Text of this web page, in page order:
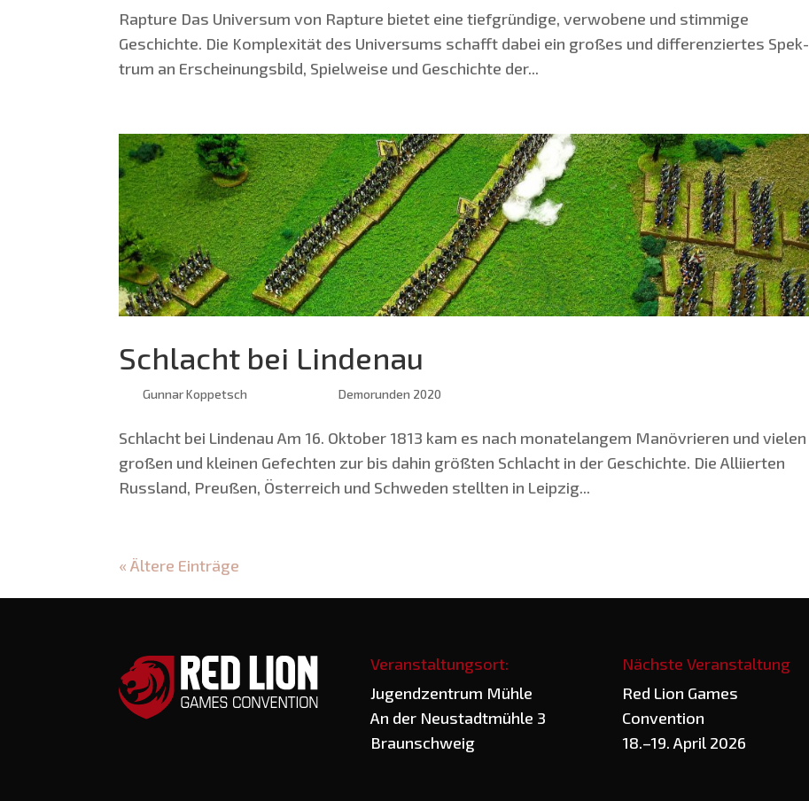
Rap­tu­re Das Uni­ver­sum von Rap­tu­re bie­tet eine tief­grün­di­ge, ver­wo­be­ne und stim­mi­ge
Geschich­te. Die Kom­ple­xi­tät des Uni­ver­sums schafft dabei ein gro­ßes und dif­fe­ren­zier­tes Spek­
trum an Erschei­nungs­bild, Spiel­wei­se und Geschich­te der...
Schlacht bei Lindenau
vonGunnar Koppetsch |Demorunden 2020
Schlacht bei Lin­denau Am 16. Okto­ber 1813 kam es nach mona­te­lan­gem Manö­vrie­ren und vie­len
gro­ßen und klei­nen Gefech­ten zur bis dahin größ­ten Schlacht in der Geschich­te. Die Alli­ier­ten
Russ­land, Preu­ßen, Öster­reich und Schwe­den stell­ten in Leip­zig...
« Ältere Einträge
Veranstaltungsort:
Jugend­zen­trum Mühle
An der Neu­stadt­müh­le 3
Braunschweig
Nächste Veranstaltung
Red Lion Games
Convention
18.–19. April 2026